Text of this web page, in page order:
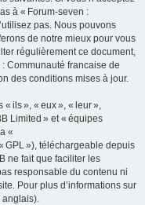
à « Forum-seven :
pas. Nous pouvons
de notre mieux pour vous
régulièrement ce document,
Communauté francaise de
des conditions mises à jour.
ils », « eux », « leur »,
Limited » et « équipes
«
GPL »), téléchargeable depuis
ne fait que faciliter les
responsable du contenu ni
Pour plus d’informations sur